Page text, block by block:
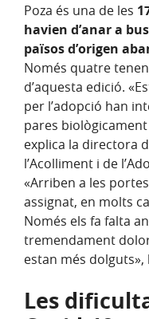
Poza és una de les
havien d’anar a
països d’origen
Només quatre
d’aquesta edició.
per l’adopció han
pares
explica la directora
l’Acolliment i de
«Arriben a les
assignat, en molts
Només els fa falta
tremendament
estan més dolguts»,
Les